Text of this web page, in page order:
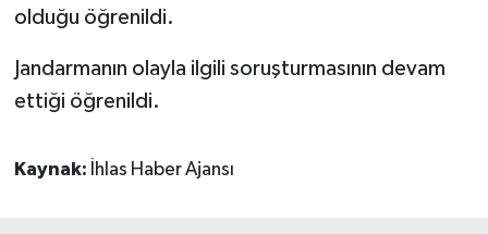
olduğu öğrenildi.
Jandarmanın olayla ilgili soruşturmasının devam
ettiği öğrenildi.
Kaynak: İhlas Haber Ajansı